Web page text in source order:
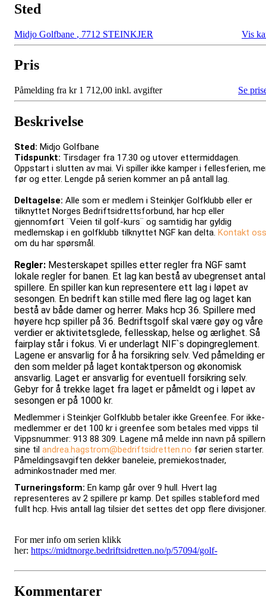
Sted
Midjo Golfbane , 7712 STEINKJER Vis
Pris
Påmelding fra kr 1 712,00 inkl. avgifter Se
Beskrivelse
Sted: Midjo Golfbane
Tidspunkt: Tirsdager fra 17.30 og utover ettermiddagen.
Oppstart i slutten av mai. Vi spiller ikke kamper i fellesferien,
før og etter. Lengde på serien kommer an på antall lag.
Deltagelse: Alle som er medlem i Steinkjer Golfklubb eller er
tilknyttet Norges Bedriftsidrettsforbund, har hcp eller
gjennomført ¨Veien til golf-kurs¨ og samtidig har gyldig
medlemskap i en golfklubb tilknyttet NGF kan delta. Kontakt oss
om du har spørsmål.
Regler: Mesterskapet spilles etter regler fra NGF samt
lokale regler for banen. Et lag kan bestå av ubegrenset
spillere. En spiller kan kun representere ett lag i løpet av
sesongen. En bedrift kan stille med flere lag og laget kan
bestå av både damer og herrer. Maks hcp 36. Spillere med
høyere hcp spiller på 36. Bedriftsgolf skal være gøy og våre
verdier er aktivitetsglede, fellesskap, helse og ærlighet. Så
fairplay står i fokus. Vi er underlagt NIF`s dopingreglement.
Lagene er ansvarlig for å ha forsikring selv. Ved påmelding er
den som melder på laget kontaktperson og økonomisk
ansvarlig. Laget er ansvarlig for eventuell forsikring selv.
Gebyr for å trekke laget fra laget er påmeldt og i løpet av
sesongen er på 1000 kr.
Medlemmer i Steinkjer Golfklubb betaler ikke Greenfee. For ikke-
medlemmer er det 100 kr i greenfee som betales med vipps til
Vippsnummer: 913 88 309. Lagene må melde inn navn på
sine til andrea.hagstrom@bedriftsidretten.no før serien starter.
Påmeldingsavgiften dekker baneleie, premiekostnader,
adminkostnader med mer.
Turneringsform: En kamp går over 9 hull. Hvert lag
representeres av 2 spillere pr kamp. Det spilles stableford med
fullt hcp. Hvis antall lag tilsier det settes det opp flere divisjoner.
For mer info om serien klikk
her: https://midtnorge.bedriftsidretten.no/p/57094/golf-
Kommentarer